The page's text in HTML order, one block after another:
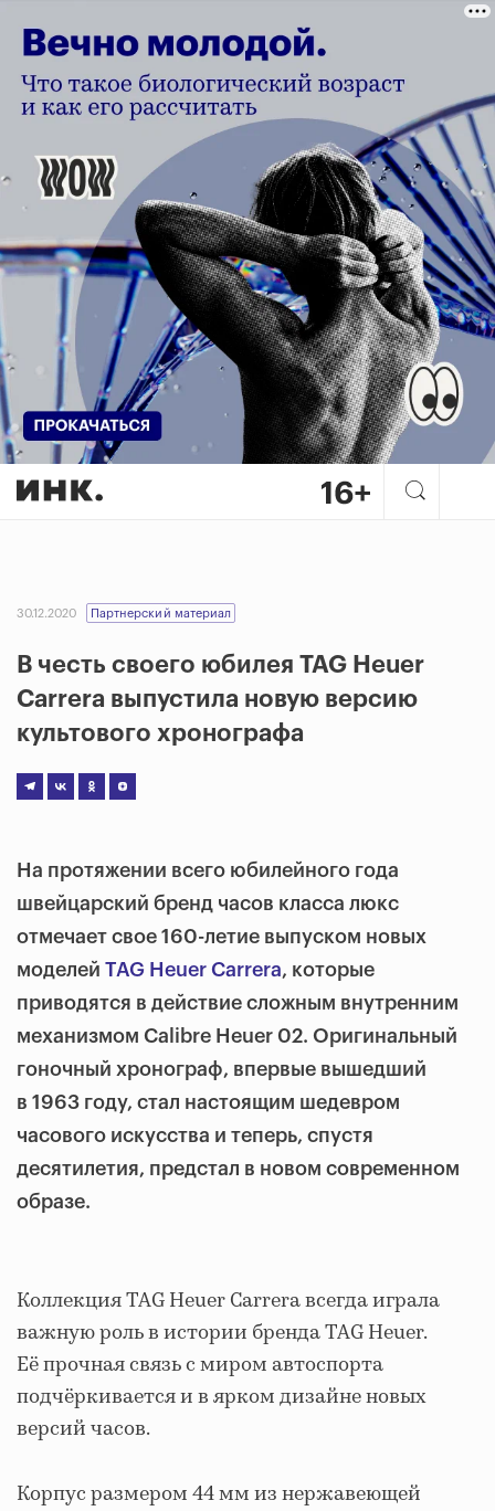
30.12.2020 Партнерский материал
В честь своего юбилея TAG Heuer
Carrera выпустила новую версию
культового хронографа
На протяжении всего юбилейного года
швейцарский бренд часов класса люкс
отмечает свое 160-летие выпуском новых
моделей TAG Heuer Carrera, которые
приводятся в действие сложным внутренним
механизмом Calibre Heuer 02. Оригинальный
гоночный хронограф, впервые вышедший
в 1963 году, стал настоящим шедевром
часового искусства и теперь, спустя
десятилетия, предстал в новом современном
образе.
Коллекция TAG Heuer Carrera всегда играла
важную роль в истории бренда TAG Heuer.
Её прочная связь с миром автоспорта
подчёркивается и в ярком дизайне новых
версий часов.
Корпус размером 44 мм из нержавеющей